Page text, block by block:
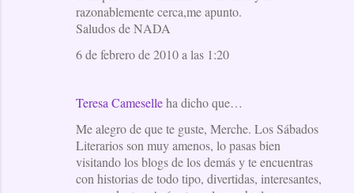
razonablemente cerca,me apunto.
Saludos de NADA
6 de febrero de 2010 a las 1:20
Teresa Cameselleha dicho que…
Me alegro de que te guste, Merche. Los Sábados
Literarios son muy amenos, lo pasas bien
visitando los blogs de los demás y te encuentras
con historias de todo tipo, divertidas, interesantes,